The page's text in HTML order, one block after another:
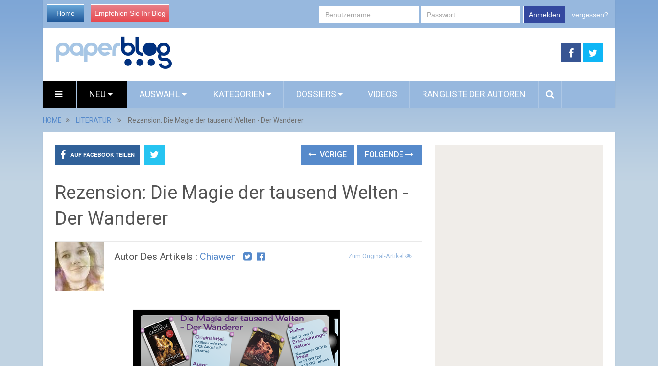
Home Empfehlen Sie Ihr Blog Anmelden vergessen?
NEU AUSWAHL KATEGORIEN DOSSIERS VIDEOS RANGLISTE DER AUTOREN
HOME LITERATUR Rezension: Die Magie der tausend Welten - Der Wanderer
AUF FACEBOOK TEILEN VORIGE FOLGENDE
Rezension: Die Magie der tausend Welten -
Der Wanderer
Autor Des Artikels : Chiawen Zum Original-Artikel